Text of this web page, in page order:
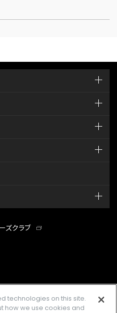
ズクラブ
facebookinstagramtwitter
technologies on this site.
how we use cookies and